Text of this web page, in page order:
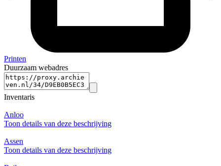
Printen
Duurzaam webadres
Inventaris
Anloo
Toon details van deze beschrijving
Assen
Toon details van deze beschrijving